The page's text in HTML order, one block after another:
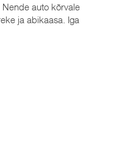
auto kõrvale
ja abikaasa. Iga